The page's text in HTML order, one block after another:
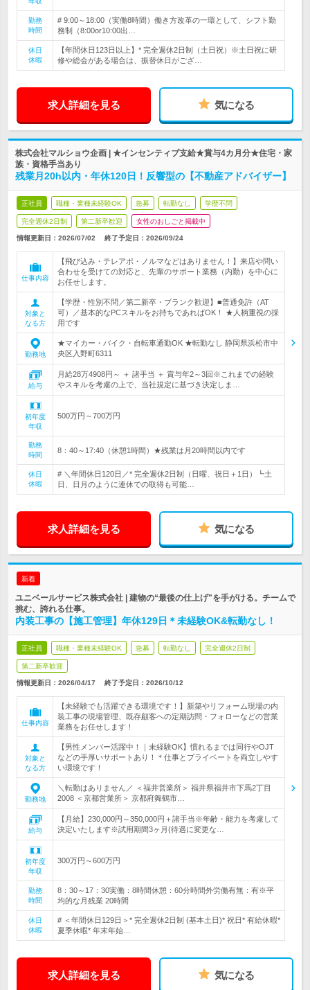
勤務
時間
# 9:00～18:00（実働8時間）働き方改革の一環として、シフト勤
務制（8:00or10:00出…
休日
休暇
【年間休日123日以上】* 完全週休2日制（土日祝）※土日祝に研
修や総会がある場合は、振替休日がござ…
求人詳細を見る 気になる
株式会社マルショウ企画 | ★インセンティブ支給★賞与4カ月分★住宅・家
族・資格手当あり
残業月20h以内・年休120日！反響型の【不動産アドバイザー】
正社員 職種・業種未経験OK 急募 転勤なし 学歴不問
完全週休2日制 第二新卒歓迎 女性のおしごと掲載中
情報更新日：2026/07/02 終了予定日： 2026/09/24
仕事内容
【飛び込み・テレアポ・ノルマなどはありません！】来店や問い
合わせを受けての対応と、先輩のサポート業務（内勤）を中心に
お任せします。
対象と
なる方
【学歴・性別不問／第二新卒・ブランク歓迎】■普通免許（AT
可）／基本的なPCスキルをお持ちであればOK！ ★人柄重視の採
用です
勤務地
★マイカー・バイク・自転車通勤OK ★転勤なし 静岡県浜松市中
央区入野町6311
給与
月給28万4908円～ ＋ 諸手当 ＋ 賞与年2～3回※これまでの経験
やスキルを考慮の上で、当社規定に基づき決定しま…
初年度
年収
500万円～700万円
勤務
時間
8：40～17:40（休憩1時間）★残業は月20時間以内です
休日
休暇
# ＼年間休日120日／* 完全週休2日制（日曜、祝日＋1日）┗土
日、日月のように連休での取得も可能…
求人詳細を見る 気になる
新着
ユニベールサービス株式会社 | 建物の“最後の仕上げ"を手がける。チームで
挑む、誇れる仕事。
内装工事の【施工管理】年休129日＊未経験OK&転勤なし！
正社員 職種・業種未経験OK 急募 転勤なし 完全週休2日制
第二新卒歓迎
情報更新日：2026/04/17 終了予定日： 2026/10/12
仕事内容
【未経験でも活躍できる環境です！】新築やリフォーム現場の内
装工事の現場管理、既存顧客への定期訪問・フォローなどの営業
業務をお任せします！
対象と
なる方
【男性メンバー活躍中！｜未経験OK】慣れるまでは同行やOJT
などの手厚いサポートあり！＊仕事とプライベートを両立しやす
い環境です！
勤務地
＼転勤はありません／ ＜福井営業所＞ 福井県福井市下馬2丁目
2008 ＜京都営業所＞ 京都府舞鶴市…
給与
【月給】230,000円～350,000円＋諸手当※年齢・能力を考慮して
決定いたします※試用期間3ヶ月(待遇に変更な…
初年度
年収
300万円～600万円
勤務
時間
8：30～17：30実働：8時間休憩：60分時間外労働有無：有※平
均的な月残業 20時間
休日
休暇
# ＜年間休日129日＞* 完全週休2日制 (基本土日)* 祝日* 有給休暇*
夏季休暇* 年末年始…
求人詳細を見る 気になる